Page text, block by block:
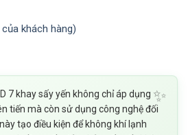
khách hàng)
7 khay sấy yến không chỉ áp dụng
tiến mà còn sử dụng công nghệ đối
tạo điều kiện để không khí lạnh